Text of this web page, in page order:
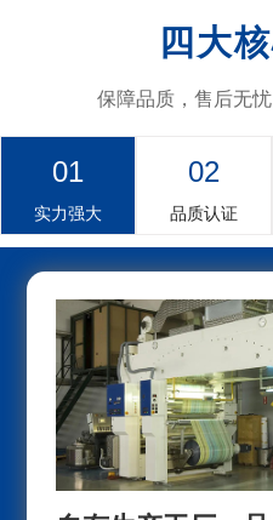
四大
保障品质，售后无
01
实力强大
02
品质认证